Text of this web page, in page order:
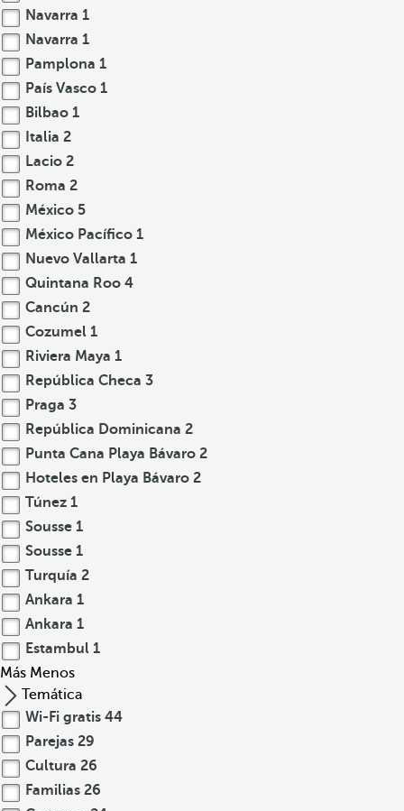
Navarra 1
Navarra 1
Pamplona 1
País Vasco 1
Bilbao 1
Italia 2
Lacio 2
Roma 2
México 5
México Pacífico 1
Nuevo Vallarta 1
Quintana Roo 4
Cancún 2
Cozumel 1
Riviera Maya 1
República Checa 3
Praga 3
República Dominicana 2
Punta Cana Playa Bávaro 2
Hoteles en Playa Bávaro 2
Túnez 1
Sousse 1
Sousse 1
Turquía 2
Ankara 1
Ankara 1
Estambul 1
Más Menos
Temática
Wi-Fi gratis 44
Parejas 29
Cultura 26
Familias 26